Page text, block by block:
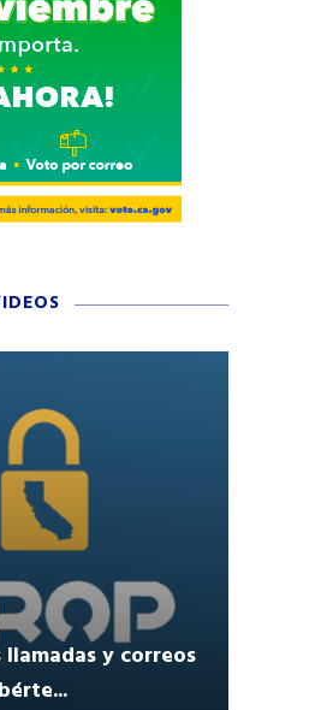
y correos